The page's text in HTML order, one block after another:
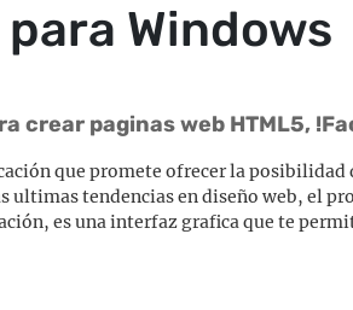
para Windows
crear paginas web HTML5,
que promete ofrecer la posibilidad
ultimas tendencias en diseño web, el
es una interfaz grafica que te